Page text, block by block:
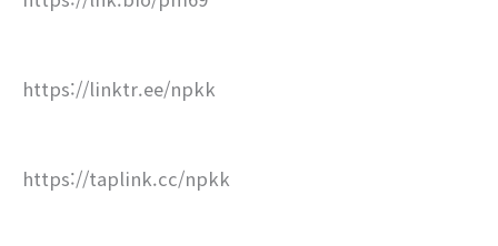
https://linktr.ee/npkk
https://taplink.cc/npkk